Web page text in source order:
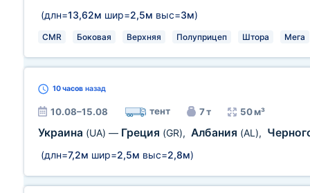
(длн=13,62м шир=2,5м выс=3м)
CMR Боковая Верхняя Полуприцеп Штора Мега
10 часов назад
10.08–15.08 тент 7 т 50 м³
Украина (UA) — Греция (GR), Албания (AL),
(длн=7,2м шир=2,5м выс=2,8м)